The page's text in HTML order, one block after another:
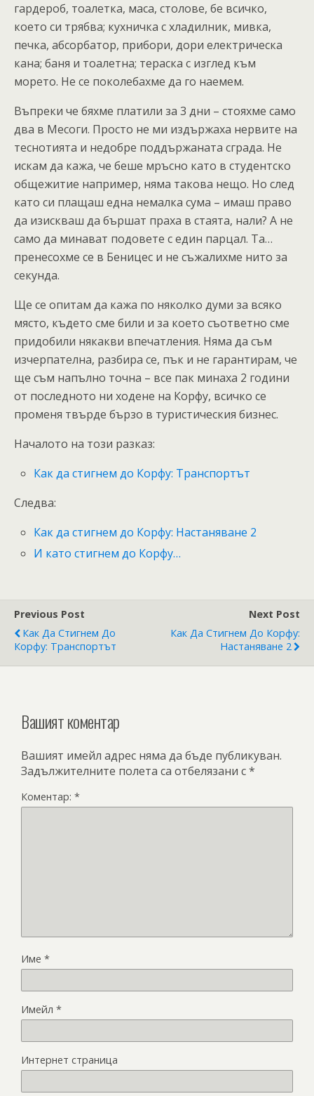
гардероб, тоалетка, маса, столове, бе всичко,
което си трябва; кухничка с хладилник, мивка,
печка, абсорбатор, прибори, дори електрическа
кана; баня и тоалетна; тераска с изглед към
морето. Не се поколебахме да го наемем.
Въпреки че бяхме платили за 3 дни – стояхме само
два в Месоги. Просто не ми издържаха нервите на
теснотията и недобре поддържаната сграда. Не
искам да кажа, че беше мръсно като в студентско
общежитие например, няма такова нещо. Но след
като си плащаш една немалка сума – имаш право
да изискваш да бършат праха в стаята, нали? А не
само да минават подовете с един парцал. Та…
пренесохме се в Беницес и не съжалихме нито за
секунда.
Ще се опитам да кажа по няколко думи за всяко
място, където сме били и за което съответно сме
придобили някакви впечатления. Няма да съм
изчерпателна, разбира се, пък и не гарантирам, че
ще съм напълно точна – все пак минаха 2 години
от последното ни ходене на Корфу, всичко се
променя твърде бързо в туристическия бизнес.
Началото на този разказ:
Как да стигнем до Корфу: Транспортът
Следва:
Как да стигнем до Корфу: Настаняване 2
И като стигнем до Корфу…
Previous Post
Как Да Стигнем До
Корфу: Транспортът
Next Post
Как Да Стигнем До Корфу:
Настаняване 2
Вашият коментар
Вашият имейл адрес няма да бъде публикуван.
Задължителните полета са отбелязани с*
Коментар: *
Име *
Имейл *
Интернет страница